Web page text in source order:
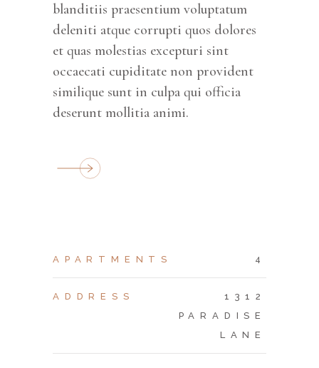
blanditiis praesentium voluptatum
deleniti atque corrupti quos dolores
et quas molestias excepturi sint
occaecati cupiditate non provident
similique sunt in culpa qui officia
deserunt mollitia animi.
APARTMENTS 4
ADDRESS
1312
PARADISE
LANE